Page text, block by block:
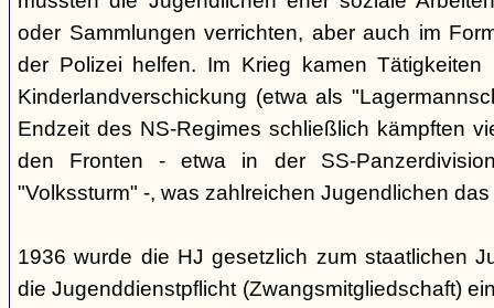
oder Sammlungen verrichten, aber auch im
der Polizei helfen. Im Krieg kamen
Kinderlandverschickung (etwa als
Endzeit des NS-Regimes schließlich kämpften
den Fronten - etwa in der SS-
"Volkssturm" -, was zahlreichen Jugendlichen
1936 wurde die HJ gesetzlich zum staatlichen
die Jugenddienstpflicht (Zwangsmitgliedschaft)